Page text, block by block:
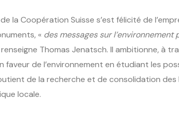
la Coopération Suisse s’est félicité de
« des messages sur
renseigne Thomas Jenatsch. Il ambitionne, à
faveur de l’environnement en étudiant les
de la recherche et de consolidation des
locale.